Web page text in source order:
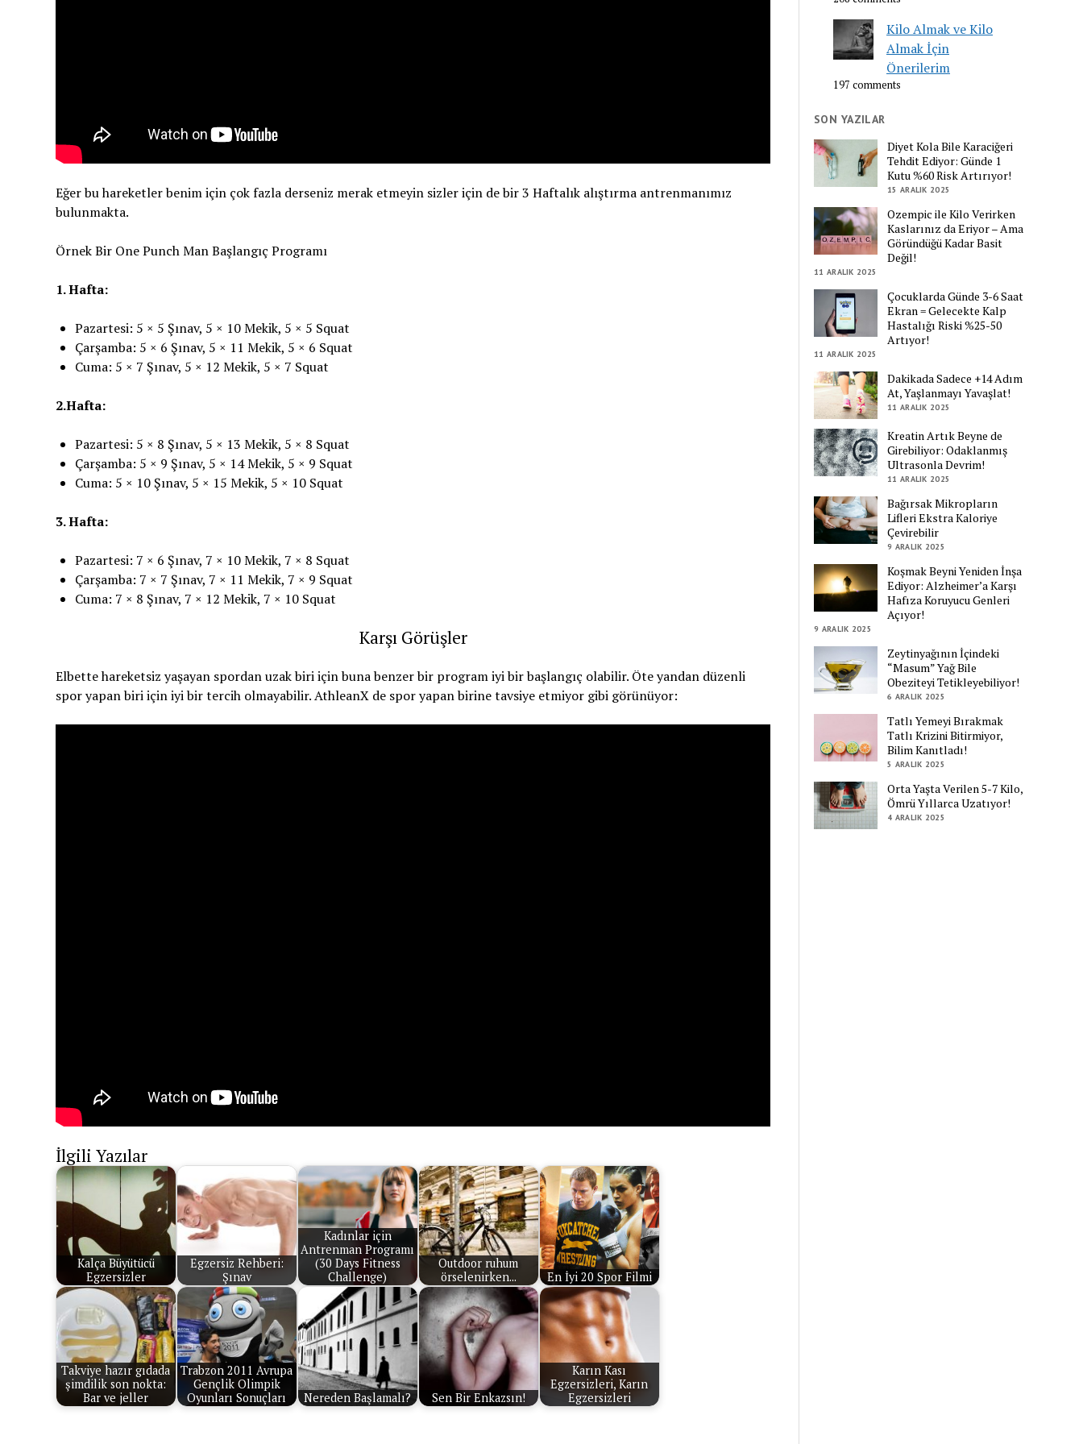
Eğer bu hareketler benim için çok fazla derseniz merak etmeyin sizler için de bir 3 Haftalık alıştırma antrenmanımız
bulunmakta.
Örnek Bir One Punch Man Başlangıç ​​Programı
1. Hafta:
Pazartesi: 5 × 5 Şınav, 5 × 10 Mekik, 5 × 5 Squat
Çarşamba: 5 × 6 Şınav, 5 × 11 Mekik, 5 × 6 Squat
Cuma: 5 × 7 Şınav, 5 × 12 Mekik, 5 × 7 Squat
2.Hafta:
Pazartesi: 5 × 8 Şınav, 5 × 13 Mekik, 5 × 8 Squat
Çarşamba: 5 × 9 Şınav, 5 × 14 Mekik, 5 × 9 Squat
Cuma: 5 × 10 Şınav, 5 × 15 Mekik, 5 × 10 Squat
3. Hafta:
Pazartesi: 7 × 6 Şınav, 7 × 10 Mekik, 7 × 8 Squat
Çarşamba: 7 × 7 Şınav, 7 × 11 Mekik, 7 × 9 Squat
Cuma: 7 × 8 Şınav, 7 × 12 Mekik, 7 × 10 Squat
Karşı Görüşler
Elbette hareketsiz yaşayan spordan uzak biri için buna benzer bir program iyi bir başlangıç olabilir. Öte yandan düzenli
spor yapan biri için iyi bir tercih olmayabilir. AthleanX de spor yapan birine tavsiye etmiyor gibi görünüyor:
İlgili Yazılar
Kalça Büyütücü
Egzersizler
Egzersiz Rehberi:
Şınav
Kadınlar için
Antrenman Programı
(30 Days Fitness
Challenge)
Outdoor ruhum
örselenirken...
En İyi 20 Spor Filmi
Takviye hazır gıdada
şimdilik son nokta:
Bar ve jeller
Trabzon 2011 Avrupa
Gençlik Olimpik
Oyunları Sonuçları
Nereden Başlamalı? Sen Bir Enkazsın!
Karın Kası
Egzersizleri, Karın
Egzersizleri
Kilo Almak ve Kilo
Almak İçin
Önerilerim
197 comments
SON YAZILAR
Diyet Kola Bile Karaciğeri
Tehdit Ediyor: Günde 1
Kutu %60 Risk Artırıyor!
15 ARALIK 2025
Ozempic ile Kilo Verirken
Kaslarınız da Eriyor – Ama
Göründüğü Kadar Basit
Değil!
11 ARALIK 2025
Çocuklarda Günde 3-6 Saat
Ekran = Gelecekte Kalp
Hastalığı Riski %25-50
Artıyor!
11 ARALIK 2025
Dakikada Sadece +14 Adım
At, Yaşlanmayı Yavaşlat!
11 ARALIK 2025
Kreatin Artık Beyne de
Girebiliyor: Odaklanmış
Ultrasonla Devrim!
11 ARALIK 2025
Bağırsak Mikropların
Lifleri Ekstra Kaloriye
Çevirebilir
9 ARALIK 2025
Koşmak Beyni Yeniden İnşa
Ediyor: Alzheimer’a Karşı
Hafıza Koruyucu Genleri
Açıyor!
9 ARALIK 2025
Zeytinyağının İçindeki
“Masum” Yağ Bile
Obeziteyi Tetikleyebiliyor!
6 ARALIK 2025
Tatlı Yemeyi Bırakmak
Tatlı Krizini Bitirmiyor,
Bilim Kanıtladı!
5 ARALIK 2025
Orta Yaşta Verilen 5-7 Kilo,
Ömrü Yıllarca Uzatıyor!
4 ARALIK 2025